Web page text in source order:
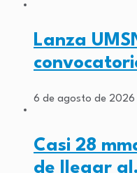
Lanza
6 de agosto de 2026
Casi 28
de llegar